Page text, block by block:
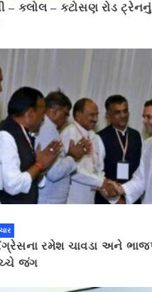
– કલોલ – કટોસણ રોડ
રમેશ ચાવડા અને
જંગ